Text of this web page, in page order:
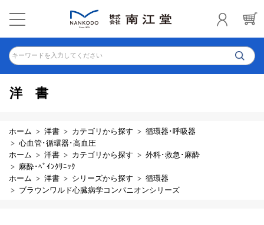
キーワードを入力してください
洋書
ホーム 洋書 カテゴリから探す
循環器･呼吸器
心血管･循環器･高血圧
ホーム
洋書 カテゴリから探す
外科･救急･麻酔
麻酔･ﾍﾟｲﾝｸﾘﾆｯｸ
ホーム
洋書 シリーズから探す
循環器
ブラウンワルド心臓病学コンパニオンシリーズ